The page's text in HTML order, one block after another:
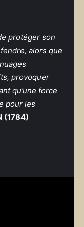
protéger son
alors que
provoquer
qu’une force
pour les
(1784)